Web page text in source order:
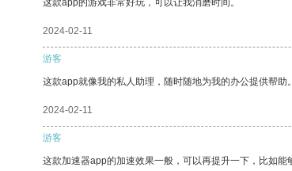
这款app的游戏非常好玩，可以让我消磨时间。
2024-02-11
游客
这款app就像我的私人助理，随时随地为我的办公提供帮
2024-02-11
游客
这款加速器app的加速效果一般，可以再提升一下，比如能